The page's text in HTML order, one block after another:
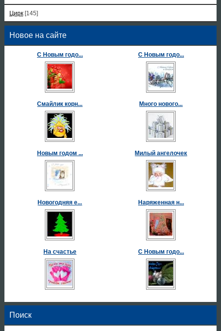
Цирк [145]
Новое на сайте
С Новым годо... С Новым годо...
Смайлик корн... Много нового...
Новым годом ... Милый ангелочек
Новогодняя е... Наряженная н...
На счастье С Новым годо...
Поиск